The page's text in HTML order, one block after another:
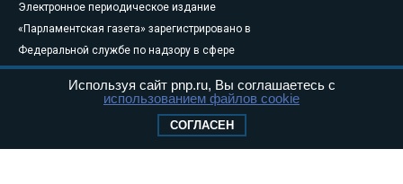
Электронное периодическое издание
«Парламентская газета» зарегистрировано в
Федеральной службе по надзору в сфере
связи, информационных технологий и
массовых коммуникаций (Роскомнадзор) 05
Свидетельство о регистрации Эл № ФС77-
Используя сайт pnp.ru, Вы соглашаетесь с
использованием файлов cookie
СОГЛАСЕН